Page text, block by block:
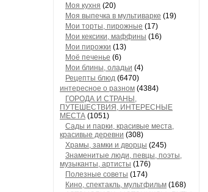
Моя кухня (20)
Моя выпечка в мультиварке (19)
Мои торты, пирожные (17)
Мои кексики, маффины (16)
Мои пирожки (13)
Моё печенье (6)
Мои блины, оладьи (4)
Рецепты блюд (6470)
интересное о разном (4384)
ГОРОДА И СТРАНЫ,
ПУТЕШЕСТВИЯ, ИНТЕРЕСНЫЕ
МЕСТА (1051)
Сады и парки, красивые места,
красивые деревни (308)
Храмы, замки и дворцы (245)
Знаменитые люди, певцы, поэты,
музыканты, артисты (176)
Полезные советы (174)
Кино, спектакль, мультфильм (168)